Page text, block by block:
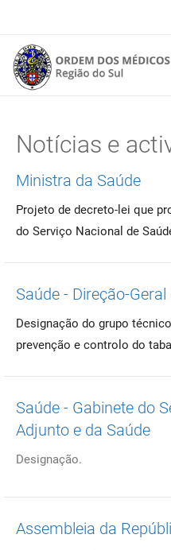
Notícias e
Ministra da Saúde
Projeto de decreto-lei que
do Serviço Nacional de
Saúde - Direção-
Designação do grupo
prevenção e controlo do
Saúde - Gabinete do
Adjunto e da Saúde
Designação.
Assembleia da